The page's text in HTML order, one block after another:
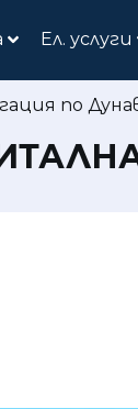
Ел. услуги
по